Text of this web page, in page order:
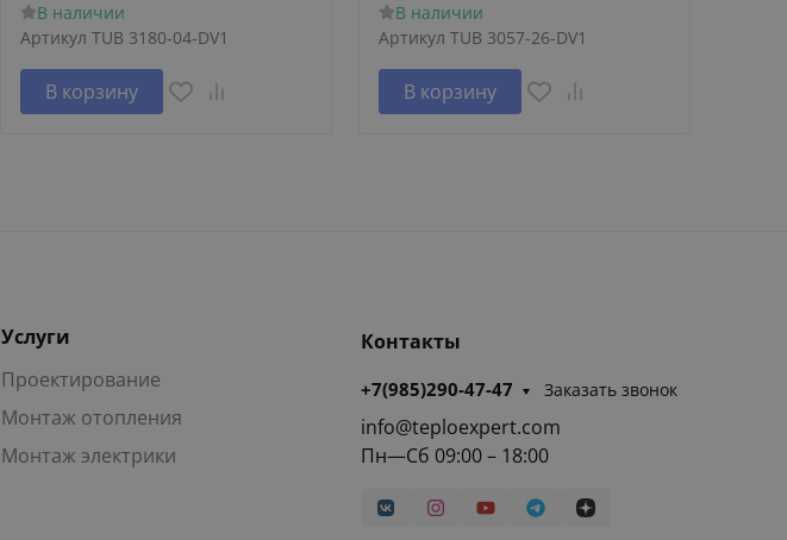
В наличии
Артикул TUB 3180-04-DV1
В корзину
В наличии
Артикул TUB 3057-26-DV1
В корзину
Услуги
Проектирование
Монтаж отопления
Монтаж электрики
Контакты
+7(985)290-47-47 Заказать звонок
info@teploexpert.com
Пн—Сб 09:00 – 18:00